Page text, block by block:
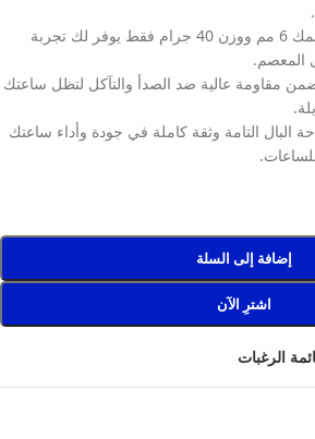
بسمك 6 مم ووزن 40 جرام فقط يوفر لك تجربة
المعصم.
مقاومة عالية ضد الصدأ والتآكل لتظل ساعتك
البال التامة وثقة كاملة في جودة وأداء ساعتك
إضافة إلى السلة
اشترِ الآن
الرغبات